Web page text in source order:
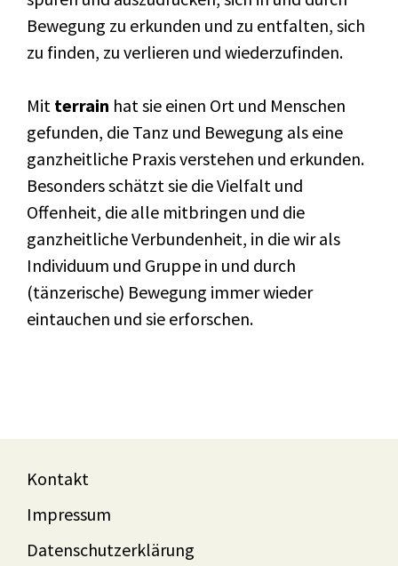
Bewegung zu erkunden und zu entfalten, sich
zu finden, zu verlieren und wiederzufinden.
Mit terrain hat sie einen Ort und Menschen
gefunden, die Tanz und Bewegung als eine
ganzheitliche Praxis verstehen und erkunden.
Besonders schätzt sie die Vielfalt und
Offenheit, die alle mitbringen und die
ganzheitliche Verbundenheit, in die wir als
Individuum und Gruppe in und durch
(tänzerische) Bewegung immer wieder
eintauchen und sie erforschen.
Kontakt
Impressum
Datenschutzerklärung